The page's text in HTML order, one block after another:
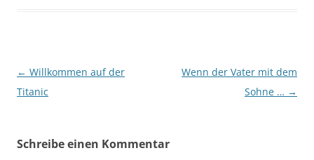
Beitragsnavigation
← Willkommen auf der
Titanic
Wenn der Vater mit dem
Sohne … →
Schreibe einen Kommentar